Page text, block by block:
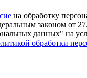
на обработку
законом от
данных" на
обработки